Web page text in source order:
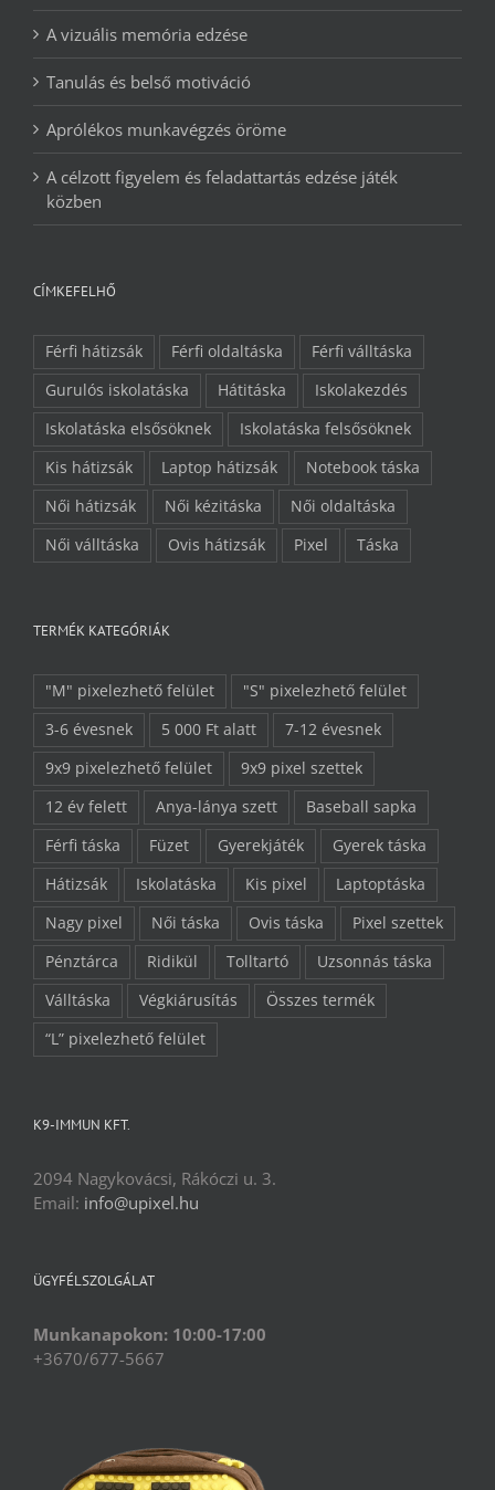
A vizuális memória edzése
Tanulás és belső motiváció
Aprólékos munkavégzés öröme
A célzott figyelem és feladattartás edzése játék
közben
CÍMKEFELHŐ
Férfi hátizsák Férfi oldaltáska
Férfi válltáska
Gurulós iskolatáska
Hátitáska
Iskolakezdés
Iskolatáska elsősöknek
Iskolatáska felsősöknek
Kis hátizsák
Laptop hátizsák
Notebook táska
Női hátizsák
Női kézitáska
Női oldaltáska
Női válltáska
Ovis hátizsák Pixel Táska
TERMÉK KATEGÓRIÁK
"M" pixelezhető felület
"S" pixelezhető felület
3-6 évesnek
5 000 Ft alatt
7-12 évesnek
9x9 pixelezhető felület
9x9 pixel szettek
12 év felett
Anya-lánya szett
Baseball sapka
Férfi táska
Füzet Gyerekjáték
Gyerek táska
Hátizsák
Iskolatáska Kis pixel
Laptoptáska
Nagy pixel
Női táska Ovis táska
Pixel szettek
Pénztárca
Ridikül Tolltartó
Uzsonnás táska
Válltáska
Végkiárusítás
Összes termék
“L” pixelezhető felület
K9-IMMUN KFT.
2094 Nagykovácsi, Rákóczi u. 3.
Email: info@upixel.hu
ÜGYFÉLSZOLGÁLAT
Munkanapokon: 10:00-17:00
+3670/677-5667